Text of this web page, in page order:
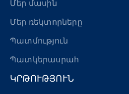
Մեր մասին
Մեր ռեկտորները
Պատմություն
Պատկերասրահ
ԿՐԹՈՒԹՅՈՒՆ